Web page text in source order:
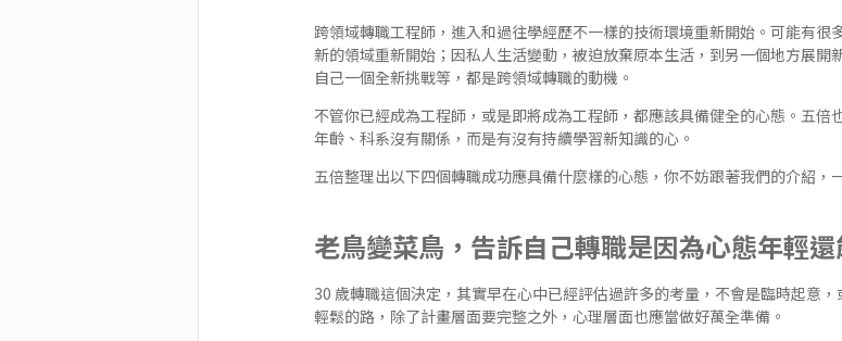
跨領域轉職工程師，進入和過往學經歷不一樣的技術環境重新開始。可能有
新的領域重新開始；因私人生活變動，被迫放棄原本生活，到另一個地方展開
自己一個全新挑戰等，都是跨領域轉職的動機。
不管你已經成為工程師，或是即將成為工程師，都應該具備健全的心態。五倍
年齡、科系沒有關係，而是有沒有持續學習新知識的心。
五倍整理出以下四個轉職成功應具備什麼樣的心態，你不妨跟著我們的介紹，
老鳥變菜鳥，告訴自己轉職是因為心態年輕
30 歲轉職這個決定，其實早在心中已經評估過許多的考量，不會是臨時起意
輕鬆的路，除了計畫層面要完整之外，心理層面也應當做好萬全準備。